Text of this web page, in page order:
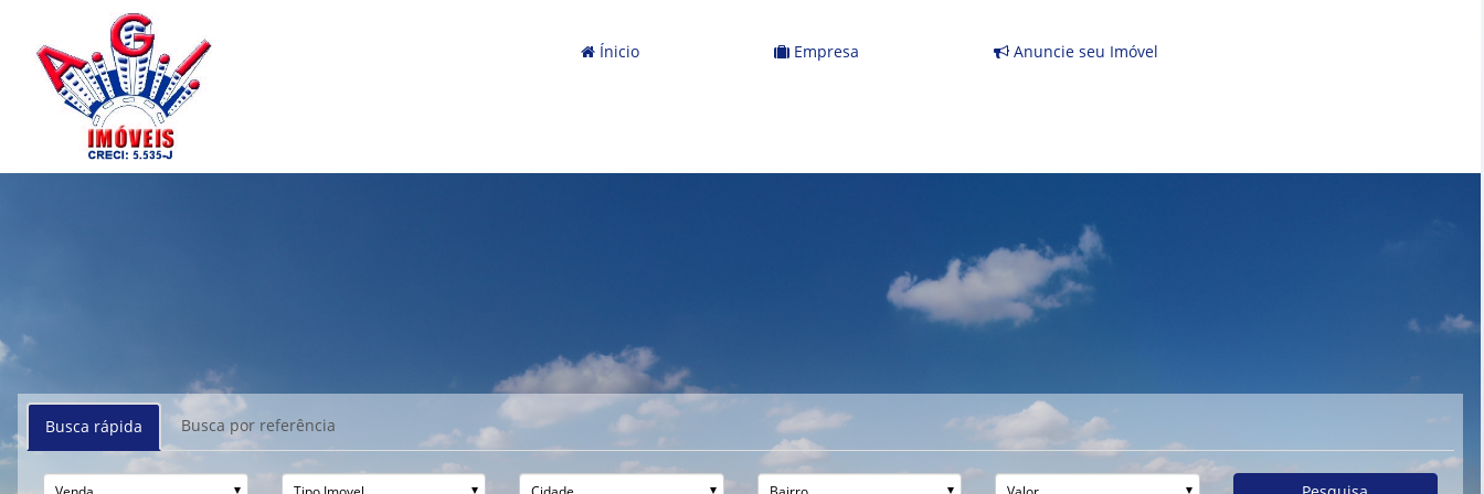
Ínicio Empresa Anuncie seu Imóvel
Busca rápida Busca por referência